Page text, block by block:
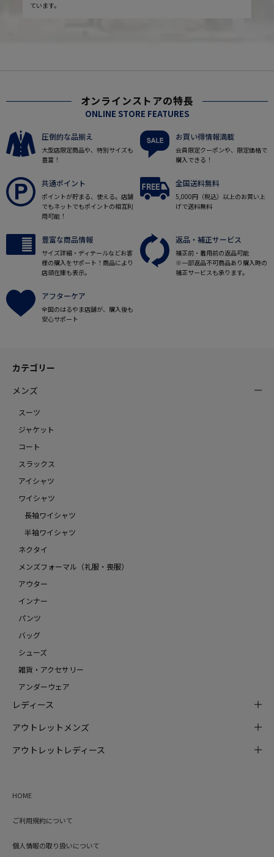
ています。
オンラインストアの特長
ONLINE STORE FEATURES
圧倒的な品揃え
大型店限定商品や、特別サイズも
豊富！
お買い得情報満載
会員限定クーポンや、限定価格で
購入できる！
共通ポイント
ポイントが貯まる、使える。店舗
でもネットでもポイントの相互利
用可能！
全国送料無料
5,000円（税込）以上のお買い上
げで送料無料
豊富な商品情報
サイズ詳細・ディテールなどお客
様の購入をサポート！商品により
店頭在庫も表示。
返品・補正サービス
補正前・着用前の返品可能
※一部返品不可商品あり購入時の
補正サービスも承ります。
アフターケア
全国のはるやま店舗が、購入後も
安心サポート
カテゴリー
メンズ
スーツ
ジャケット
コート
スラックス
アイシャツ
ワイシャツ
長袖ワイシャツ
半袖ワイシャツ
ネクタイ
メンズフォーマル（礼服・喪服）
アウター
インナー
パンツ
バッグ
シューズ
雑貨・アクセサリー
アンダーウェア
レディース
アウトレットメンズ
アウトレットレディース
HOME
ご利用規約について
個人情報の取り扱いについて